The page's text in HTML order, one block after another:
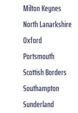
Milton Keynes
North Lanarkshire
Oxford
Portsmouth
Scottish Borders
Southampton
Sunderland